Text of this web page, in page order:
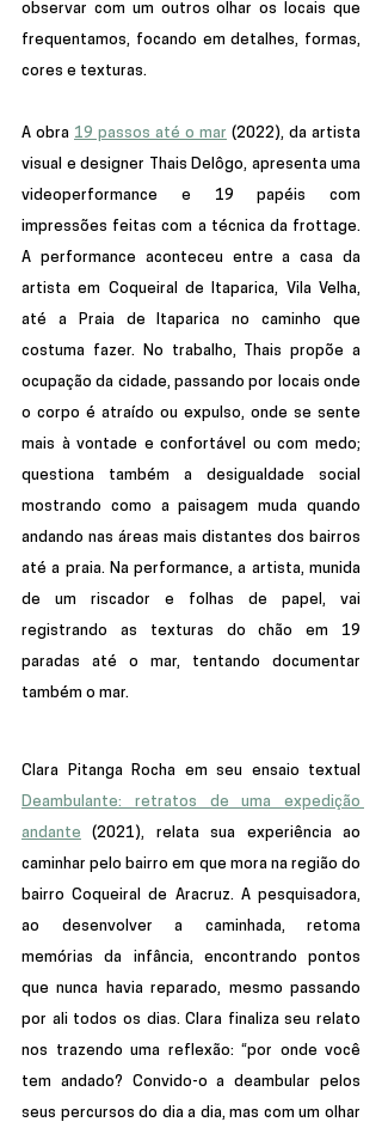
observar com um outros olhar os locais que
frequentamos, focando em detalhes, formas,
cores e texturas.
A obra 19 passos até o mar (2022), da artista
visual e designer Thais Delôgo, apresenta uma
videoperformance e 19 papéis com
impressões feitas com a técnica da frottage.
A performance aconteceu entre a casa da
artista em Coqueiral de Itaparica, Vila Velha,
até a Praia de Itaparica no caminho que
costuma fazer. No trabalho, Thais propõe a
ocupação da cidade, passando por locais onde
o corpo é atraído ou expulso, onde se sente
mais à vontade e confortável ou com medo;
questiona também a desigualdade social
mostrando como a paisagem muda quando
andando nas áreas mais distantes dos bairros
até a praia. Na performance, a artista, munida
de um riscador e folhas de papel, vai
registrando as texturas do chão em 19
paradas até o mar, tentando documentar
também o mar.
Deambulante: retratos de uma expedição
andante (2021), relata sua experiência ao
caminhar pelo bairro em que mora na região do
bairro Coqueiral de Aracruz. A pesquisadora,
ao desenvolver a caminhada, retoma
memórias da infância, encontrando pontos
que nunca havia reparado, mesmo passando
por ali todos os dias. Clara finaliza seu relato
nos trazendo uma reflexão: “por onde você
tem andado? Convido-o a deambular pelos
seus percursos do dia a dia, mas com um olhar